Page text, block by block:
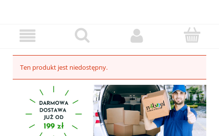
Ten produkt jest niedostępny.